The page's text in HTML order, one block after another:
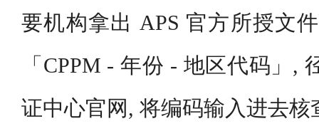
要机构拿出 APS 官方所授文
「CPPM - 年份 - 地区代码」,
证中心官网, 将编码输入进去核